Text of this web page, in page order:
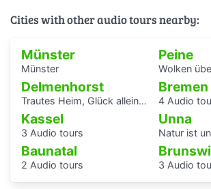
Cities with other audio tours nearby:
Münster
Münster
Peine
Wolken über Gurbet - ein
Delmenhorst
Trautes Heim, Glück allein - interaktiver Audiowalk zum Einfamilienhaus von Katrin Bretschneider &Company
Bremen
4 Audio
Kassel
3 Audio tours
Unna
Natur ist
Baunatal
2 Audio tours 3 Audio